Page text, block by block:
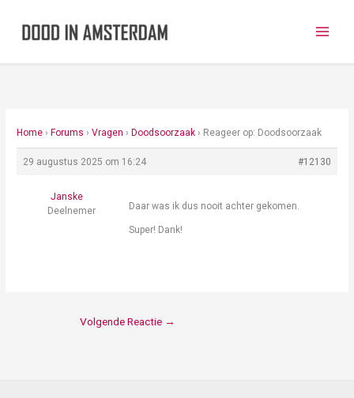
Home › Forums › Vragen › Doodsoorzaak › Reageer op: Doodsoorzaak
29 augustus 2025 om 16:24 #12130
Janske
Deelnemer
Daar was ik dus nooit achter gekomen.
Super! Dank!
Volgende Reactie →